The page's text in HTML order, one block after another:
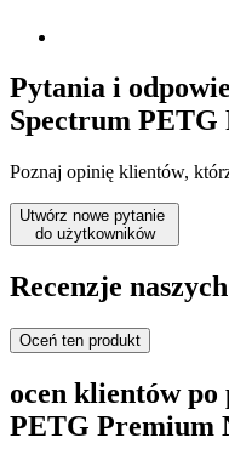
Pytania i
Spectrum PETG
Poznaj opinię klientów,
Utwórz nowe pytanie
do użytkowników
Recenzje
Oceń ten produkt
ocen klientów
PETG Premium